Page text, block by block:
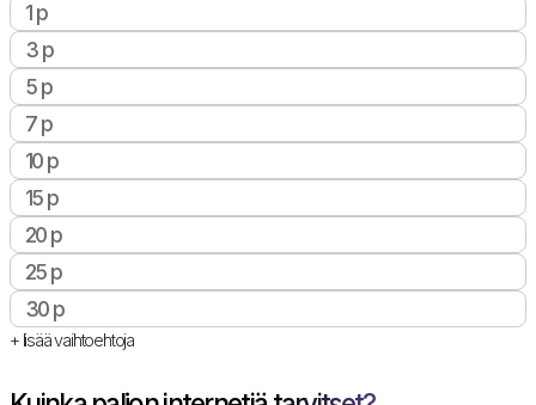
1 p
3 p
5 p
7 p
10 p
15 p
20 p
25 p
30 p
+ lisää vaihtoehtoja